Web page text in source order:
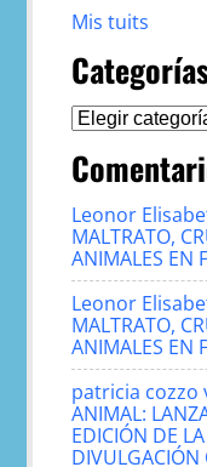
Mis tuits
Categorías
Leonor
MALTRATO,
ANIMALES EN
Leonor
MALTRATO,
ANIMALES EN
patricia cozzo
ANIMAL:
EDICIÓN DE
DIVULGACIÓN